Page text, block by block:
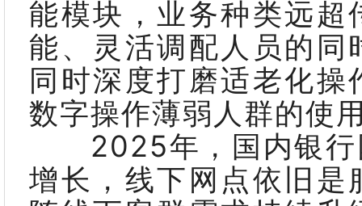
能模块，业务种类远
能、灵活调配人员的
同时深度打磨适老化
数字操作薄弱人群的使
2025年，国内银行
增长，线下网点依旧